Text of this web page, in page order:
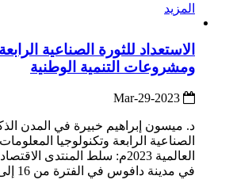
المزيد
الاستعداد للثورة الصناعية
ومشروعات التنمية الوطنية
د. ميسون إبراهيم خبيرة في المدن
الصناعية الرابعة وتكنولوجيا
العالمية 2023م: سلط المنتدى
في مدينة دافوس في الفترة من 16 إلى 20 يناير/كانون الث...